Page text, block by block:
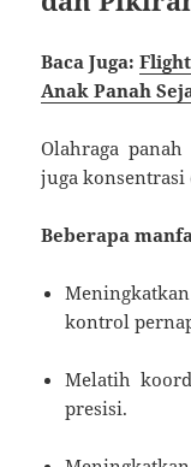
Baca Juga:
Anak Panah
Olahraga
juga konsentrasi
Beberapa
kontrol
Melatih
presisi.